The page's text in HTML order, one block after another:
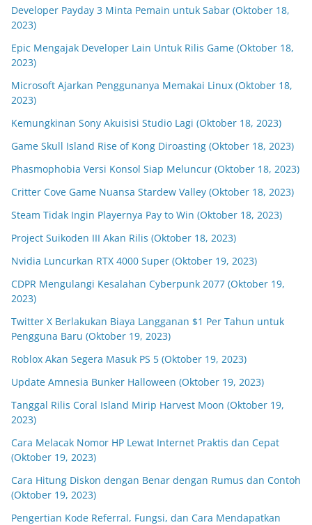
Developer Payday 3 Minta Pemain untuk Sabar (Oktober 18,
2023)
Epic Mengajak Developer Lain Untuk Rilis Game (Oktober 18,
2023)
Microsoft Ajarkan Penggunanya Memakai Linux (Oktober 18,
2023)
Kemungkinan Sony Akuisisi Studio Lagi (Oktober 18, 2023)
Game Skull Island Rise of Kong Diroasting (Oktober 18, 2023)
Phasmophobia Versi Konsol Siap Meluncur (Oktober 18, 2023)
Critter Cove Game Nuansa Stardew Valley (Oktober 18, 2023)
Steam Tidak Ingin Playernya Pay to Win (Oktober 18, 2023)
Project Suikoden III Akan Rilis (Oktober 18, 2023)
Nvidia Luncurkan RTX 4000 Super (Oktober 19, 2023)
CDPR Mengulangi Kesalahan Cyberpunk 2077 (Oktober 19,
2023)
Twitter X Berlakukan Biaya Langganan $1 Per Tahun untuk
Pengguna Baru (Oktober 19, 2023)
Roblox Akan Segera Masuk PS 5 (Oktober 19, 2023)
Update Amnesia Bunker Halloween (Oktober 19, 2023)
Tanggal Rilis Coral Island Mirip Harvest Moon (Oktober 19,
2023)
Cara Melacak Nomor HP Lewat Internet Praktis dan Cepat
(Oktober 19, 2023)
Cara Hitung Diskon dengan Benar dengan Rumus dan Contoh
(Oktober 19, 2023)
Pengertian Kode Referral, Fungsi, dan Cara Mendapatkan